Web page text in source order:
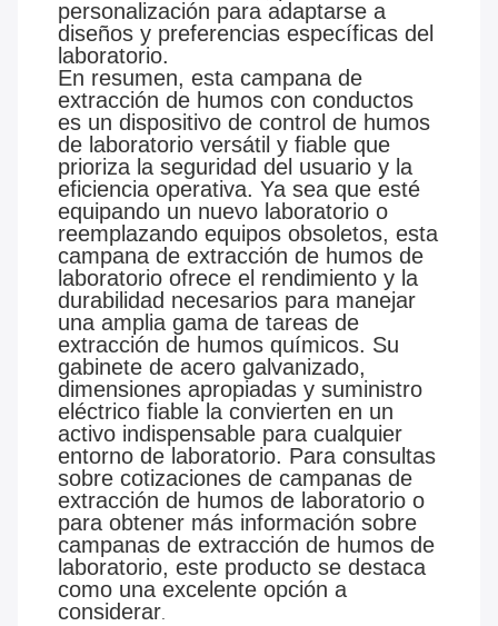
personalización para adaptarse a
diseños y preferencias específicas del
laboratorio.
En resumen, esta campana de
extracción de humos con conductos
es un dispositivo de control de humos
de laboratorio versátil y fiable que
prioriza la seguridad del usuario y la
eficiencia operativa. Ya sea que esté
equipando un nuevo laboratorio o
reemplazando equipos obsoletos, esta
campana de extracción de humos de
laboratorio ofrece el rendimiento y la
durabilidad necesarios para manejar
una amplia gama de tareas de
extracción de humos químicos. Su
gabinete de acero galvanizado,
dimensiones apropiadas y suministro
eléctrico fiable la convierten en un
activo indispensable para cualquier
entorno de laboratorio. Para consultas
sobre cotizaciones de campanas de
extracción de humos de laboratorio o
para obtener más información sobre
campanas de extracción de humos de
laboratorio, este producto se destaca
como una excelente opción a
considerar.